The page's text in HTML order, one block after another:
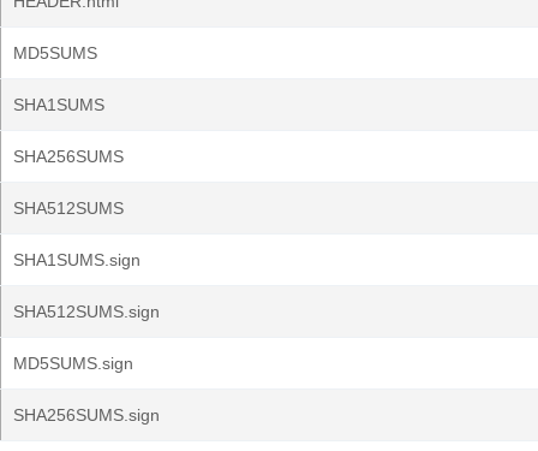
MD5SUMS
SHA1SUMS
SHA256SUMS
SHA512SUMS
SHA1SUMS.sign
SHA512SUMS.sign
MD5SUMS.sign
SHA256SUMS.sign